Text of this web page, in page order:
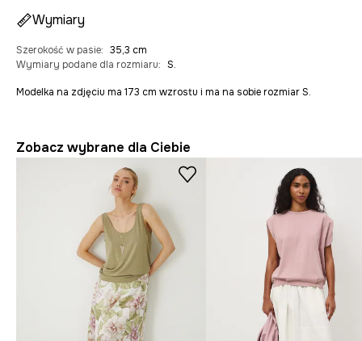
Wymiary
Szerokość w pasie: 35,3 cm
Wymiary podane dla rozmiaru: S.
Modelka na zdjęciu ma 173 cm wzrostu i ma na sobie rozmiar S.
Zobacz wybrane dla Ciebie